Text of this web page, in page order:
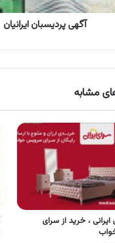
آگهی پردیسبان ایرانیان
مشابه
، خرید از سرای